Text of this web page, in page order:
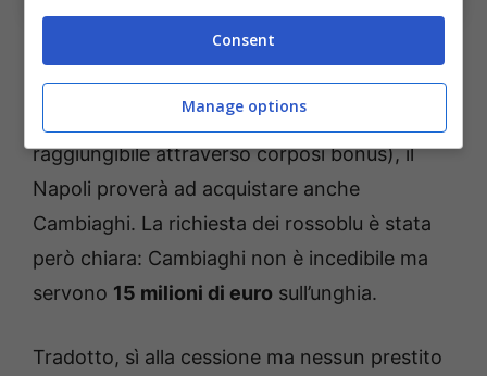
, su invito del tecnico, ha
bussato alle porte del Bologna. Chiuso
per circa 20 milioni (cifra
raggiungibile attraverso corposi bonus), il
Napoli proverà ad acquistare anche
Cambiaghi. La richiesta dei rossoblu è stata
però chiara: Cambiaghi non è incedibile ma
servono 15 milioni di euro sull’unghia.
Tradotto, sì alla cessione ma nessun prestito
Consent
Manage options